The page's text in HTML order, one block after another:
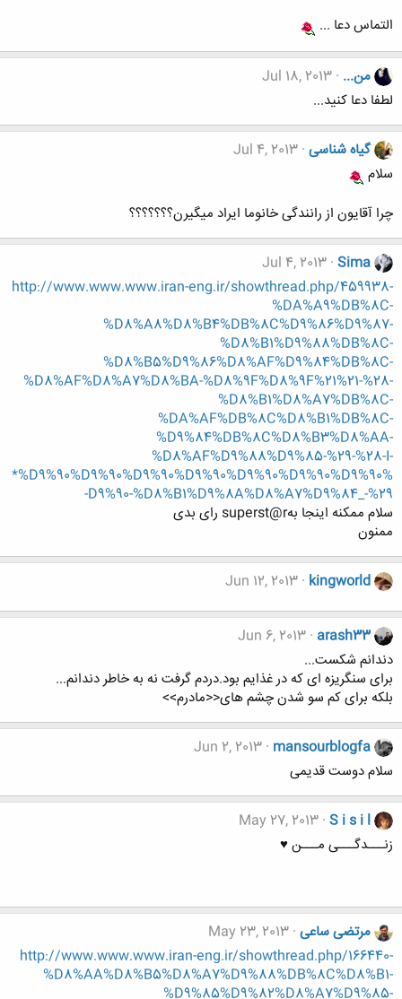
التماس دعا ...
من... Jul 18, 2013
لطفا دعا کنید...
گیاه شناسی Jul 4, 2013
سلام
چرا آقایون از رانندگی خانوما ایراد میگیرن؟؟؟؟؟؟؟
Sima
Jul 4, 2013
http://www.www.www.iran-eng.ir/showthread.php/459938-
%DA%A9%DB%8C-
%D8%A8%D8%B4%DB%8C%D9%86%D9%87-
%D8%B1%D9%88%DB%8C-
%D8%B5%D9%86%D8%AF%D9%84%DB%8C-
%D8%AF%D8%A7%D8%BA-%D8%9F%D8%9F%21%21-%28-
%D8%B1%D8%A7%DB%8C-
%DA%AF%DB%8C%D8%B1%DB%8C-
%D9%84%DB%8C%D8%B3%D8%AA-
%D8%AF%D9%88%D9%85-%29-%28-I-
*%D9%90%D9%90%D9%90%D9%90%D9%90%D9%90%D9%90%
D9%90-%D8%B1%D9%8A%D8%A7%D9%84_-%29-
سلام ممکنه اینجا بهsuperst@r رای بدی
ممنون
kingworld
Jun 12, 2013
arash33
Jun 6, 2013
دندانم شکست...
برای سنگریزه ای که در غذایم بود.دردم گرفت نه به خاطر دندانم...
بلکه برای کم سو شدن چشم های<<مادرم>>
mansourblogfa
Jun 2, 2013
سلام دوست قدیمی
S i s i l
May 27, 2013
زنـــدگـــی مـــن ♥
مرتضی ساعی May 23, 2013
http://www.www.www.iran-eng.ir/showthread.php/166440-
%D8%AA%D8%B5%D8%A7%D9%88%DB%8C%D8%B1-
%D9%85%D9%82%D8%A7%D9%85-